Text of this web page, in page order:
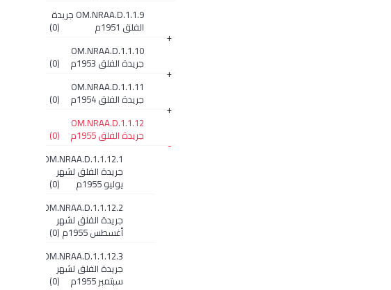
OM.NRAA.D.1.1.9 جريدة
الفلق 1951م (0)
+
OM.NRAA.D.1.1.10
جريدة الفلق 1953م (0)
+
OM.NRAA.D.1.1.11
جريدة الفلق 1954م (0)
+
OM.NRAA.D.1.1.12
جريدة الفلق 1955م (0)
-
OM.NRAA.D.1.1.12.1
جريدة الفلق لشهر
يوليو 1955م
(0)
OM.NRAA.D.1.1.12.2
جريدة الفلق لشهر
أغسطس 1955م
(0)
OM.NRAA.D.1.1.12.3
جريدة الفلق لشهر
سبتمبر 1955م
(0)